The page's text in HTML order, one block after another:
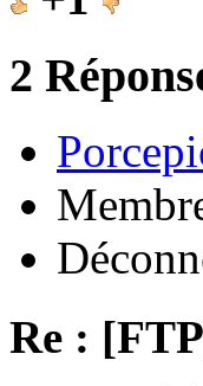
2
Re :